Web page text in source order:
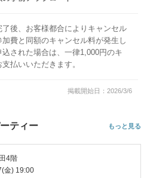
了後、お客様都合によりキャンセル
費と同額のキャンセル料が発生し
込された場合は、一律1,000円のキ
払いいただきます。
掲載開始日：2026/3/6
ティー もっと見る
4階
金) 19:00